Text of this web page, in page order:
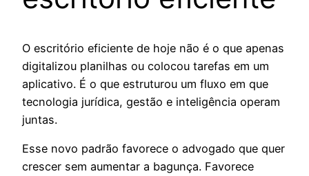
O escritório eficiente de hoje não é o que apenas
digitalizou planilhas ou colocou tarefas em um
aplicativo. É o que estruturou um fluxo em que
tecnologia jurídica, gestão e inteligência operam
juntas.
Esse novo padrão favorece o advogado que quer
crescer sem aumentar a bagunça. Favorece